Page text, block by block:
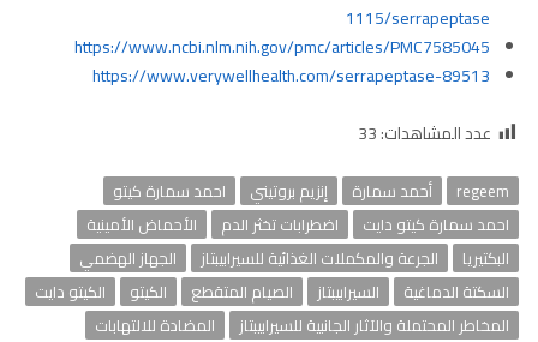
1115/serrapeptase
https://www.ncbi.nlm.nih.gov/pmc/articles/PMC7585045
https://www.verywellhealth.com/serrapeptase-89513
عدد المشاهدات:33
regeem أحمد سمارة إنزيم بروتيني
احمد سمارة كيتو
احمد سمارة كيتو دايت
اضطرابات تخثر الدم
الأحماض الأمينية
البكتيريا
الجرعة والمكملات الغذائية للسيرابيبتاز
الجهاز الهضمي
السكتة الدماغية
السيرابيبتاز الصيام المتقطع الكيتو
الكيتو دايت
المخاطر المحتملة والآثار الجانبية للسيرابيبتاز
المضادة للالتهابات